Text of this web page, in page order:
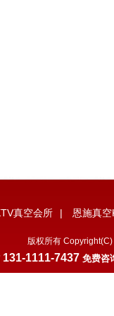
真空会所 | 恩施真
版权所有
131-1111-7437 免费咨